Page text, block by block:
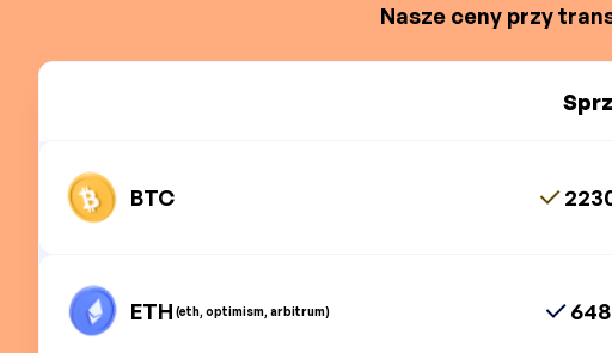
Nasze ceny przy
BTC
ETH (eth, optimism, arbitrum)